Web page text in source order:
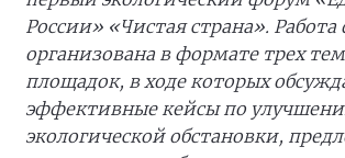
России» «Чистая страна».
организована в формате трех
площадок, в ходе которых
эффективные кейсы по
экологической обстановки,